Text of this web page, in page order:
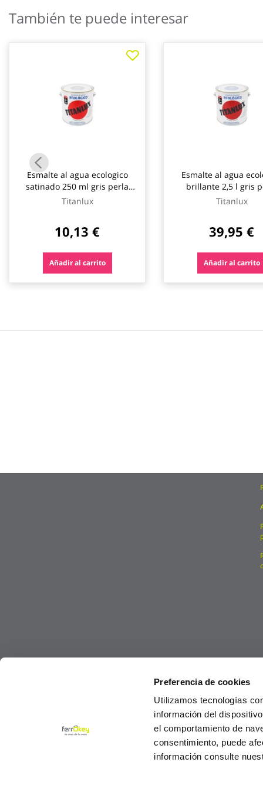
Preferencia de cookies
Utilizamos tecnologías
información del
el comportamiento de
consentimiento, puede
información consulte
de
También te puede interesar
Esmalte al agua ecologico
satinado 250 ml gris perla
titanlux
Titanlux
10,13 €
Añadir al carrito
Esmalte al agua
brillante 2,5 l gris
titanlux
Titanlux
39,95 €
Añadir al carrito